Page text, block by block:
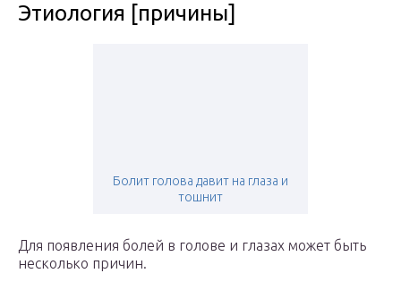
Этиология [причины]
Болит голова давит на глаза и
тошнит
Для появления болей в голове и глазах может быть
несколько причин.